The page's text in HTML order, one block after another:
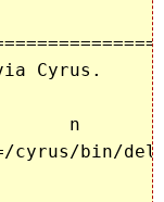
Cyrus.
n       n
cyrus/bin/